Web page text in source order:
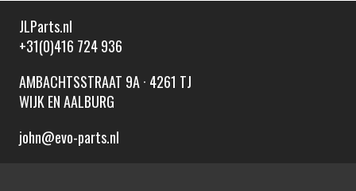
JLParts.nl
+31(0)416 724 936
AMBACHTSSTRAAT 9A · 4261 TJ
WIJK EN AALBURG
john@evo-parts.nl